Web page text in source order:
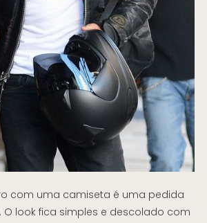
com uma camiseta é uma pedida
O look fica simples e descolado com